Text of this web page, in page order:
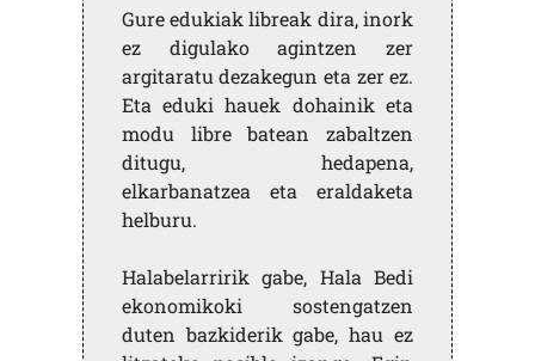
Gure edukiak libreak dira, inork
ez digulako agintzen zer
argitaratu dezakegun eta zer ez.
Eta eduki hauek dohainik eta
modu libre batean zabaltzen
ditugu, hedapena,
elkarbanatzea eta eraldaketa
helburu.
Halabelarririk gabe, Hala Bedi
ekonomikoki sostengatzen
duten bazkiderik gabe, hau ez